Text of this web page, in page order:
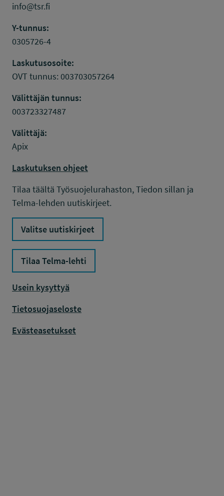
info@tsr.fi
Y-tunnus:
0305726-4
Laskutusosoite:
OVT tunnus: 003703057264
Välittäjän tunnus:
003723327487
Välittäjä:
Apix
Laskutuksen ohjeet
Tilaa täältä Työsuojelurahaston, Tiedon sillan ja
Telma-lehden uutiskirjeet.
Valitse uutiskirjeet
Tilaa Telma-lehti
Usein kysyttyä
Tietosuojaseloste
Evästeasetukset